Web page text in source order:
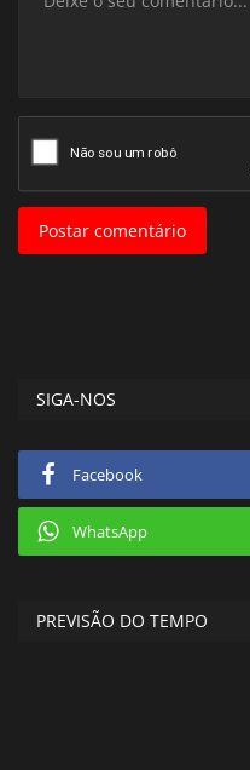
Postar comentário
SIGA-NOS
Facebook
WhatsApp
PREVISÃO DO TEMPO